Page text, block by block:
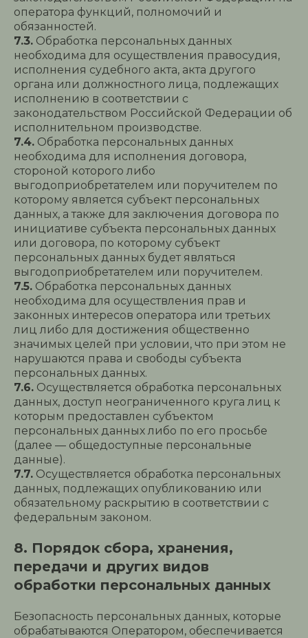
оператора функций, полномочий и
обязанностей.
7.3. Обработка персональных данных
необходима для осуществления правосудия,
исполнения судебного акта, акта другого
органа или должностного лица, подлежащих
исполнению в соответствии с
законодательством Российской Федерации об
исполнительном производстве.
7.4. Обработка персональных данных
необходима для исполнения договора,
стороной которого либо
выгодоприобретателем или поручителем по
которому является субъект персональных
данных, а также для заключения договора по
инициативе субъекта персональных данных
или договора, по которому субъект
персональных данных будет являться
выгодоприобретателем или поручителем.
7.5. Обработка персональных данных
необходима для осуществления прав и
законных интересов оператора или третьих
лиц либо для достижения общественно
значимых целей при условии, что при этом не
нарушаются права и свободы субъекта
персональных данных.
7.6. Осуществляется обработка персональных
данных, доступ неограниченного круга лиц к
которым предоставлен субъектом
персональных данных либо по его просьбе
(далее — общедоступные персональные
данные).
7.7. Осуществляется обработка персональных
данных, подлежащих опубликованию или
обязательному раскрытию в соответствии с
федеральным законом.
8. Порядок сбора, хранения,
передачи и других видов
обработки персональных данных
Безопасность персональных данных, которые
обрабатываются Оператором, обеспечивается